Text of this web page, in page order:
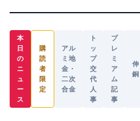
本
日
の
ニ
ュ
ー
ス
購
読
者
限
定
アル
ミ地
金・
二次
合金
ト
ッ
プ
交
代
人
事
プ
レ
ミ
ア
ム
記
事
伸
銅